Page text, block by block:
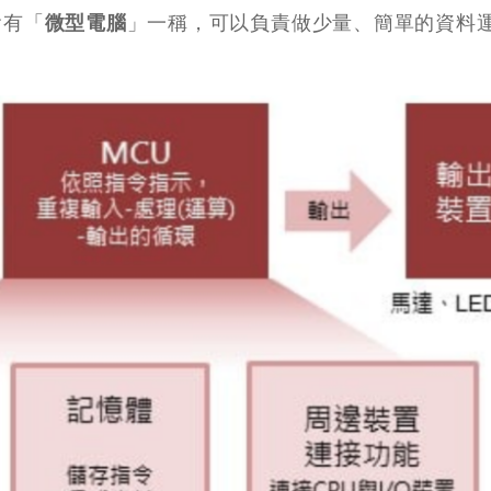
「微型電腦 」一稱，可以負責做少量、簡單的資料